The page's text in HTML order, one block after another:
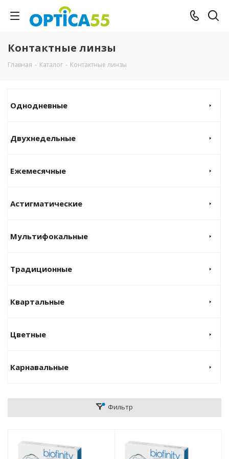
Контактные линзы
Главная - Каталог - Контактные линзы
Однодневные
Двухнедельные
Ежемесячные
Астигматические
Мультифокальные
Традиционные
Квартальные
Цветные
Карнавальные
Фильтр